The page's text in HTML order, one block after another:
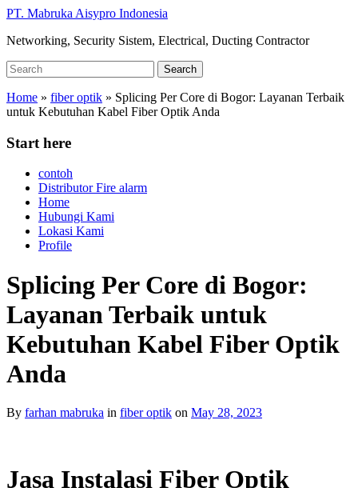
Skip
main
PT. Mabruka Aisypro Indonesia
Networking, Security Sistem, Electrical, Ducting Contractor
Search
for:
Search
Home » fiber optik » Splicing Per Core di Bogor: Layanan Terbaik
untuk Kebutuhan Kabel Fiber Optik Anda
Start here
contoh
Distributor Fire alarm
Home
Hubungi Kami
Lokasi Kami
Profile
Splicing Per Core di Bogor:
Layanan Terbaik untuk
Kebutuhan Kabel Fiber Optik
Anda
By farhan mabruka in fiber optik on May 28, 2023
Jasa Instalasi Fiber Optik